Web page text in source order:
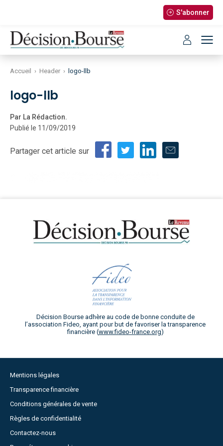
S'abonner
Accueil › Header › logo-llb
logo-llb
Par La Rédaction.
Publié le 11/09/2019
Partager cet article sur
Décision Bourse adhère au code de bonne conduite de
l’association Fideo, ayant pour but de favoriser la transparence
financière (www.fideo-france.org)
Mentions légales
Transparence financière
Conditions générales de vente
Règles de confidentialité
Contactez-nous